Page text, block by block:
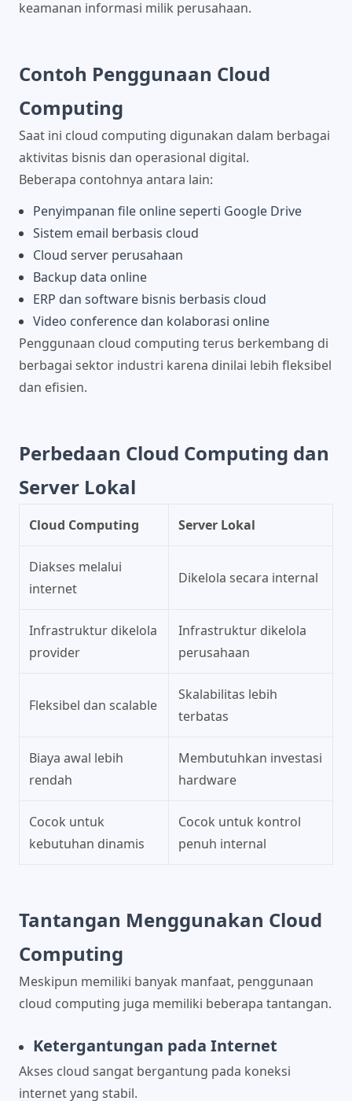
keamanan informasi milik perusahaan.
Contoh Penggunaan Cloud
Computing
Saat ini cloud computing digunakan dalam berbagai
aktivitas bisnis dan operasional digital.
Beberapa contohnya antara lain:
Penyimpanan file online seperti Google Drive
Sistem email berbasis cloud
Cloud server perusahaan
Backup data online
ERP dan software bisnis berbasis cloud
Video conference dan kolaborasi online
Penggunaan cloud computing terus berkembang di
berbagai sektor industri karena dinilai lebih fleksibel
dan efisien.
Perbedaan Cloud Computing dan
Server Lokal
Cloud Computing Server Lokal
Diakses melalui
internet
Dikelola secara internal
Infrastruktur dikelola
provider
Infrastruktur dikelola
perusahaan
Fleksibel dan scalable
Skalabilitas lebih
terbatas
Biaya awal lebih
rendah
Membutuhkan investasi
hardware
Cocok untuk
kebutuhan dinamis
Cocok untuk kontrol
penuh internal
Tantangan Menggunakan Cloud
Computing
Meskipun memiliki banyak manfaat, penggunaan
cloud computing juga memiliki beberapa tantangan.
Ketergantungan pada Internet
Akses cloud sangat bergantung pada koneksi
internet yang stabil.